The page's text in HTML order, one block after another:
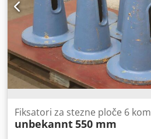
Fiksatori za stezne ploče 6 kom
unbekannt550 mm